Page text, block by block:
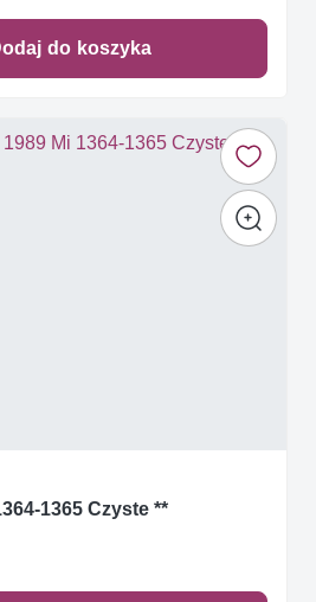
do koszyka
1365 Czyste **